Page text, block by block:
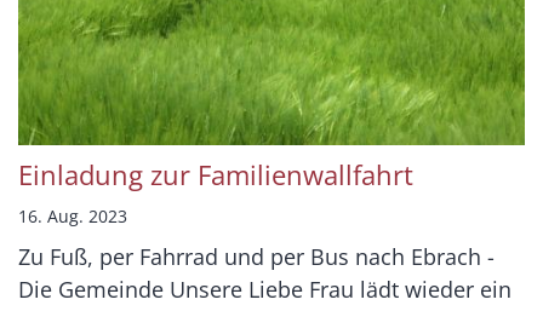
Einladung zur Familienwallfahrt
16. Aug. 2023
Zu Fuß, per Fahrrad und per Bus nach Ebrach -
Die Gemeinde Unsere Liebe Frau lädt wieder ein